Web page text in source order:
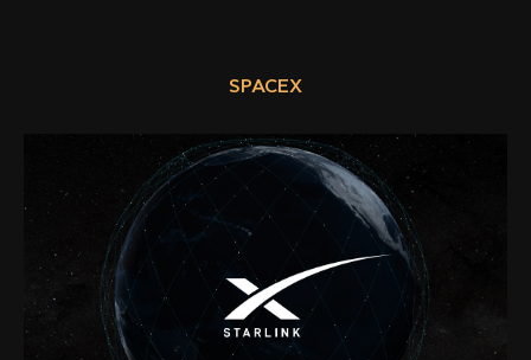
SPACEX